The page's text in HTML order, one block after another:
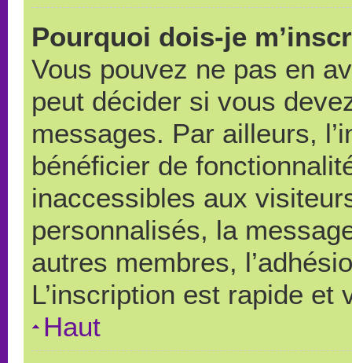
Pourquoi dois-je
Vous pouvez ne pas en
peut décider si vous
messages. Par ailleurs,
bénéficier de
inaccessibles aux
personnalisés, la
autres membres,
L’inscription est rapide et
Haut